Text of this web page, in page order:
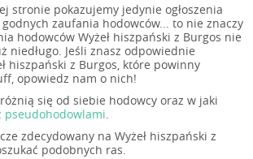
stronie pokazujemy jedynie ogłoszenia
zaufania hodowców... to nie znaczy
hodowców Wyżeł hiszpański z Burgos nie
niedługo. Jeśli znasz odpowiednie
hiszpański z Burgos, które powinny
opowiedz nam o nich!
się od siebie hodowcy oraz w jaki
pseudohodowlami
zdecydowany na Wyżeł hiszpański z
podobnych ras.